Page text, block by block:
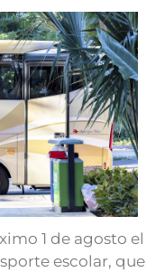
1 de agosto el
escolar, que